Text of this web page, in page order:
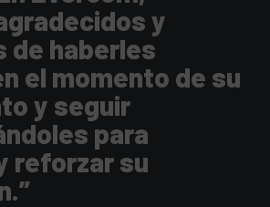
y
de haberles
el momento de su
y seguir
para
reforzar su